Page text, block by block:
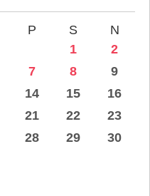
P S
N
1
2
7 8
9
14 15
16
21 22
23
28 29
30